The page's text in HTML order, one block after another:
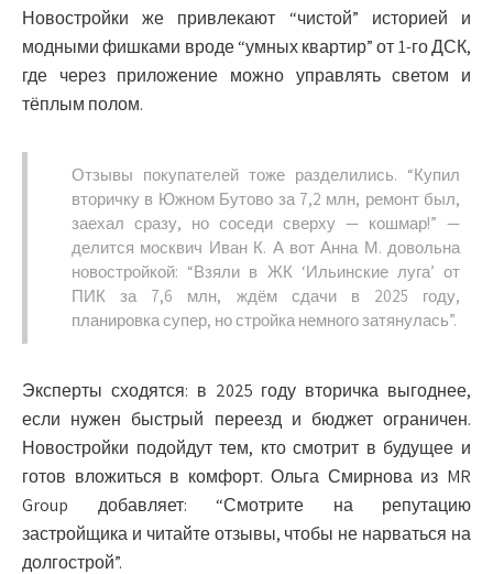
Новостройки же привлекают “чистой” историей и
модными фишками вроде “умных квартир” от 1-го ДСК,
где через приложение можно управлять светом и
тёплым полом.
Отзывы покупателей тоже разделились. “Купил
вторичку в Южном Бутово за 7,2 млн, ремонт был,
заехал сразу, но соседи сверху — кошмар!” —
делится москвич Иван К. А вот Анна М. довольна
новостройкой: “Взяли в ЖК ‘Ильинские луга’ от
ПИК за 7,6 млн, ждём сдачи в 2025 году,
планировка супер, но стройка немного затянулась”.
Эксперты сходятся: в 2025 году вторичка выгоднее,
если нужен быстрый переезд и бюджет ограничен.
Новостройки подойдут тем, кто смотрит в будущее и
готов вложиться в комфорт. Ольга Смирнова из MR
Group добавляет: “Смотрите на репутацию
застройщика и читайте отзывы, чтобы не нарваться на
долгострой”.